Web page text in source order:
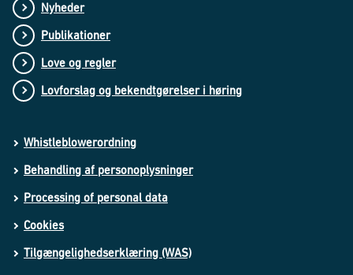
Nyheder
Publikationer
Love og regler
Lovforslag og bekendtgørelser i høring
Whistleblowerordning
Behandling af personoplysninger
Processing of personal data
Cookies
Tilgængelighedserklæring (WAS)